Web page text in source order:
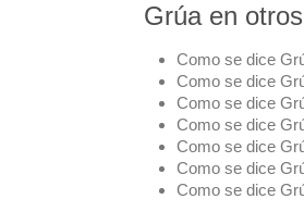
Grúa en
Como se dice
Como se dice
Como se dice
Como se dice
Como se dice
Como se dice
Como se dice